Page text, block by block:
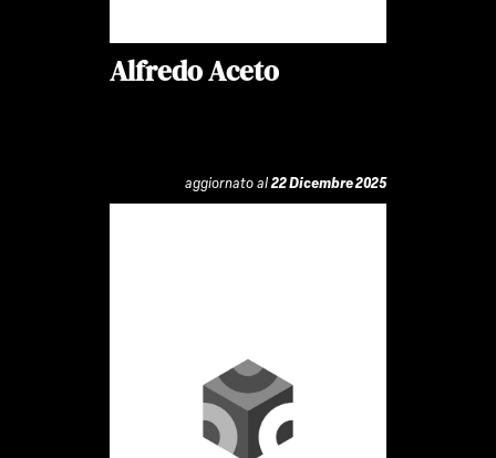
Alfredo Aceto
aggiornato al 22 Dicembre 2025